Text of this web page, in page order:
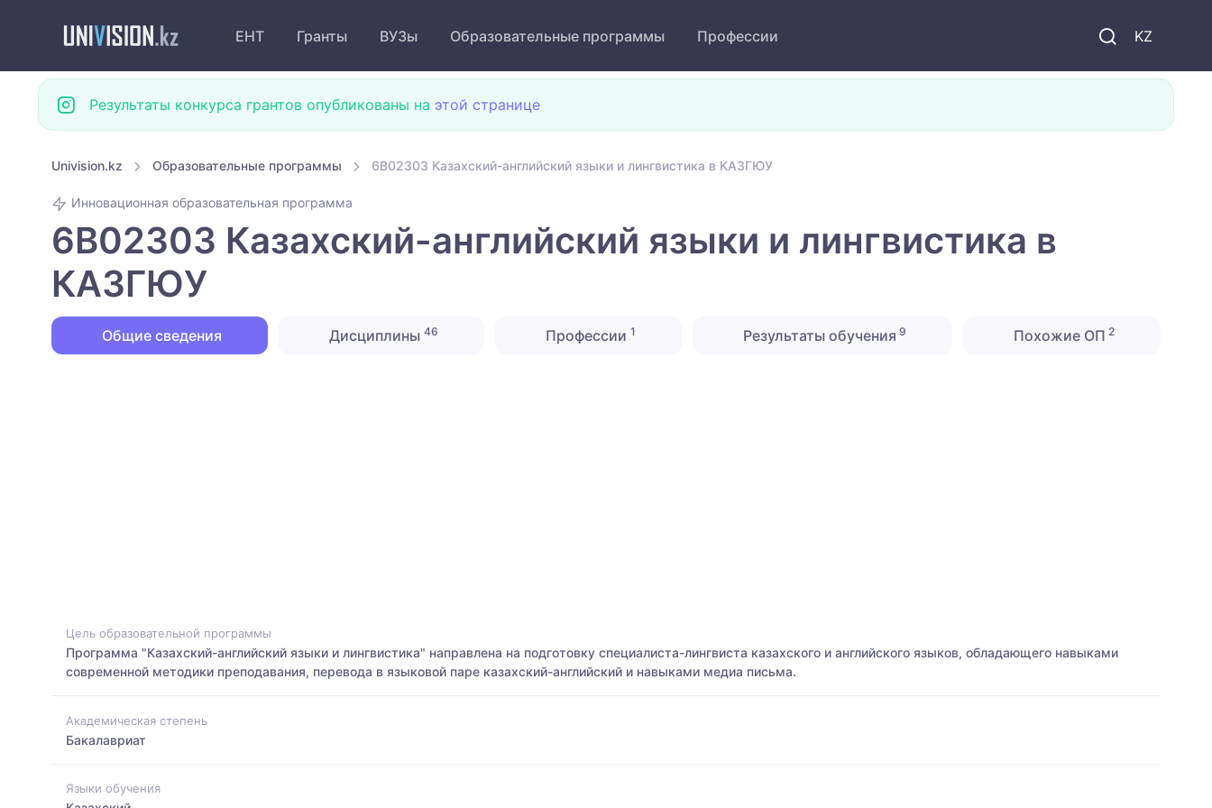
KZ
ЕНТ Гранты ВУЗы Образовательные программы Профессии
Результаты конкурса грантов опубликованы на этой странице
Univision.kz Образовательные программы 6B02303 Казахский-английский языки и лингвистика в КАЗГЮУ
Инновационная образовательная программа
6B02303 Казахский-английский языки и лингвистика в
КАЗГЮУ
Общие сведения Дисциплины 46 Профессии 1 Результаты обучения 9 Похожие ОП 2
Цель образовательной программы
Программа "Казахский-английский языки и лингвистика" направлена на подготовку специалиста-лингвиста казахского и английского языков, обладающего навыками
современной методики преподавания, перевода в языковой паре казахский-английский и навыками медиа письма.
Академическая степень
Бакалавриат
Языки обучения